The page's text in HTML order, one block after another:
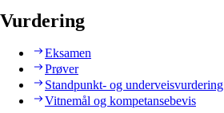
Vurdering
Eksamen
Prøver
Standpunkt- og underveisvurdering
Vitnemål og kompetansebevis